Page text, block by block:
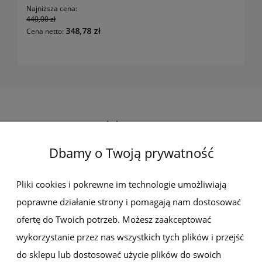
Najniższa cena:
440,00 zł
Cena netto: 348,78 zł
Elektro-met
Pomoc
Dostawa i płatności
Moje konto
Gwarancja i zwroty
Dbamy o Twoją prywatność
Pliki cookies i pokrewne im technologie umożliwiają
poprawne działanie strony i pomagają nam dostosować
ofertę do Twoich potrzeb. Możesz zaakceptować
wykorzystanie przez nas wszystkich tych plików i przejść
do sklepu lub dostosować użycie plików do swoich